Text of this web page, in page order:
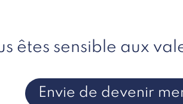
êtes sensible aux
Envie de devenir